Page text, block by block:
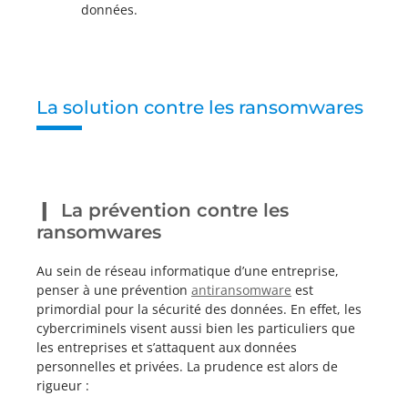
données.
La solution contre les ransomwares
La prévention contre les
ransomwares
Au sein de réseau informatique d’une entreprise,
penser à une prévention antiransomware est
primordial pour la sécurité des données. En effet, les
cybercriminels visent aussi bien les particuliers que
les entreprises et s’attaquent aux données
personnelles et privées. La prudence est alors de
rigueur :